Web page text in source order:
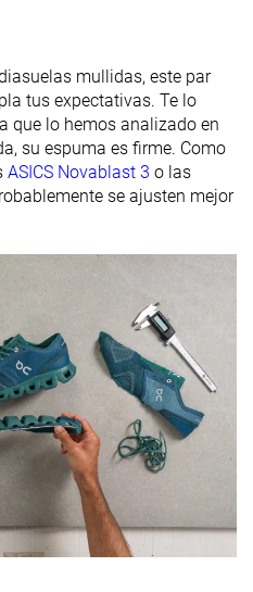
22.1 mm
21.0 mm
22.6 mm
✓
Verano
Todas las
estaciones
Todas las
estaciones
✓ ✓
#265 28% inferior
#349 6% inferior #121 Top 33%
mullidas, este par
tus expectativas. Te lo
que lo hemos analizado en
su espuma es firme. Como
ASICS Novablast 3 o las
se ajusten mejor